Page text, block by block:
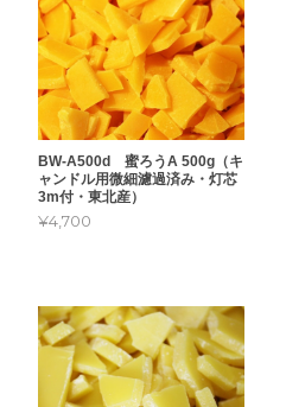
BW-A500d 蜜ろうA 500g（キ
ャンドル用微細濾過済み・灯芯
3m付・東北産）
¥4,700